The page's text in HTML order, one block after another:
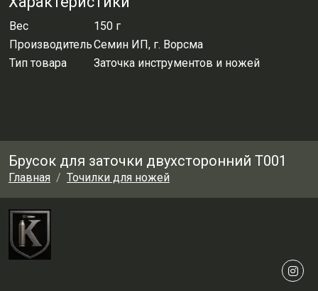
Вес
150 г
ПроизводительСемин ИП, г. Ворсма
Тип товара
Заточка инструментов и ножей
Брусок для заточки двухсторонний Т001
Главная Точилки для ножей